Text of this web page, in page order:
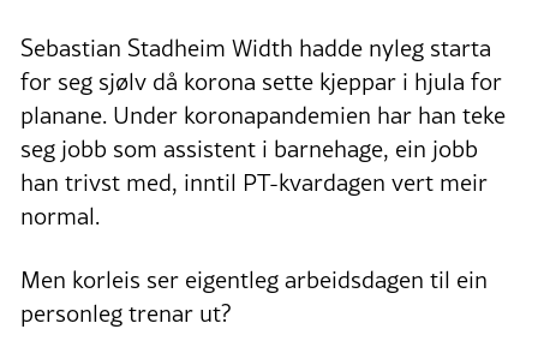
Sebastian Stadheim Width hadde nyleg starta
for seg sjølv då korona sette kjeppar i hjula for
planane. Under koronapandemien har han teke
seg jobb som assistent i barnehage, ein jobb
han trivst med, inntil PT-kvardagen vert meir
normal.
Men korleis ser eigentleg arbeidsdagen til ein
personleg trenar ut?